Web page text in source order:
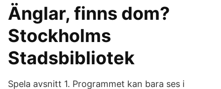
Änglar, finns dom?
Stockholms
Stadsbibliotek
Spela avsnitt 1. Programmet kan bara ses i